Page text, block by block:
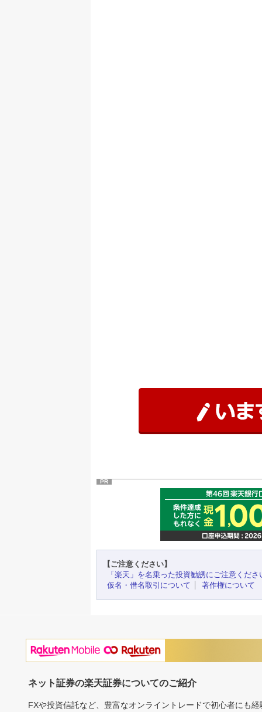
PR
【ご注意ください】
「楽天」を名乗った投資勧誘にご注意くださ
仮名・借名取引について
著作権について
ネット証券の楽天証券についてのご紹介
FXや投資信託など、豊富なオンライントレードで初心者にも